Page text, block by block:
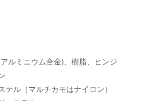
ルミニウム合金)、樹脂、ヒンジ
ル（マルチカモはナイロン）